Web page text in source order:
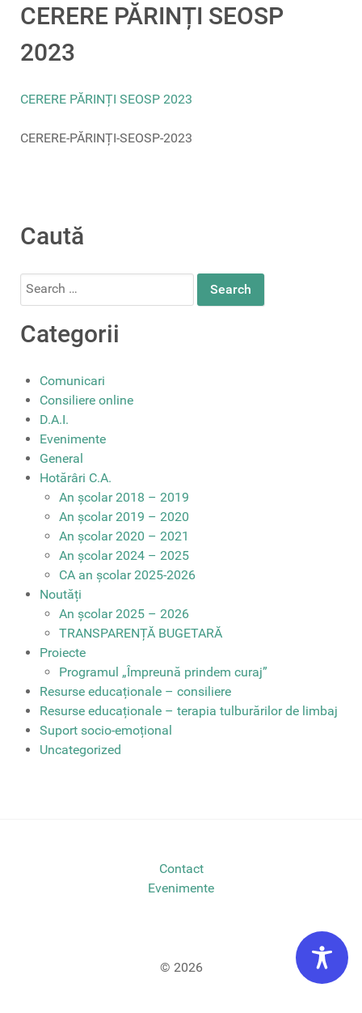
CERERE PĂRINȚI SEOSP
2023
CERERE PĂRINȚI SEOSP 2023
CERERE-PĂRINȚI-SEOSP-2023
Caută
Search
Categorii
Comunicari
Consiliere online
D.A.I.
Evenimente
General
Hotărâri C.A.
An școlar 2018 – 2019
An școlar 2019 – 2020
An școlar 2020 – 2021
An școlar 2024 – 2025
CA an școlar 2025-2026
Noutăți
An școlar 2025 – 2026
TRANSPARENȚĂ BUGETARĂ
Proiecte
Programul „Împreună prindem curaj”
Resurse educaționale – consiliere
Resurse educaționale – terapia tulburărilor de limbaj
Suport socio-emoțional
Uncategorized
Contact
Evenimente
© 2026